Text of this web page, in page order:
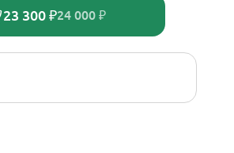
23 300 ₽24 000 ₽